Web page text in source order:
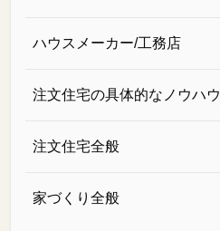
ハウスメーカー/工務店
注文住宅の具体的なノウハウ
注文住宅全般
家づくり全般